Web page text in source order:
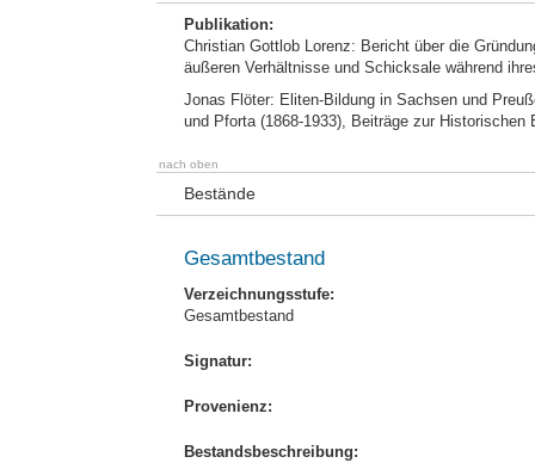
Publikation:
Christian Gottlob Lorenz: Bericht über die
äußeren Verhältnisse und Schicksale während
Jonas Flöter: Eliten-Bildung in Sachsen und
und Pforta (1868-1933), Beiträge zur
nach oben
Bestände
Gesamtbestand
Verzeichnungsstufe:
Gesamtbestand
Signatur:
Provenienz:
Bestandsbeschreibung: